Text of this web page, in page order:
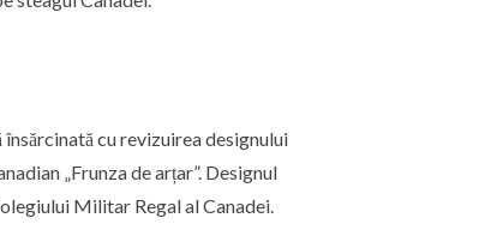
cu revizuirea designului
„Frunza de arțar”. Designul
Militar Regal al Canadei.